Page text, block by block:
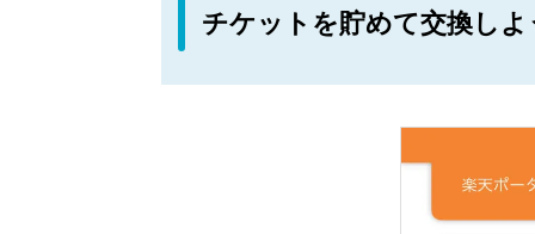
チケットを貯めて交換しよ